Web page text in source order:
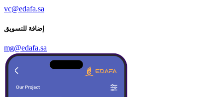
vc@edafa.sa
إضافة للتسويق
mg@edafa.sa